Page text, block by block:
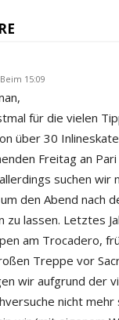
15:09
für die vielen
über 30
Freitag an
suchen wir
den Abend nach
zu lassen. Letztes
am Trocadero,
Treppe vor
wir aufgrund der
nicht